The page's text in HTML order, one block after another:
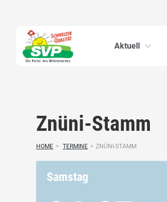
Aktuell
Znüni-Stamm
HOME > TERMINE > ZNÜNI-STAMM
Samstag